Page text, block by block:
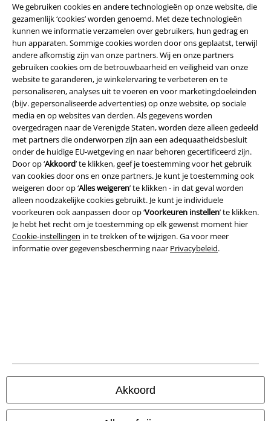
We gebruiken cookies en andere technologieën op onze website, die
gezamenlijk ‘cookies’ worden genoemd. Met deze technologieën
kunnen we informatie verzamelen over gebruikers, hun gedrag en
hun apparaten. Sommige cookies worden door ons geplaatst, terwijl
andere afkomstig zijn van onze partners. Wij en onze partners
gebruiken cookies om de betrouwbaarheid en veiligheid van onze
website te garanderen, je winkelervaring te verbeteren en te
personaliseren, analyses uit te voeren en voor marketingdoeleinden
(bijv. gepersonaliseerde advertenties) op onze website, op sociale
media en op websites van derden. Als gegevens worden
overgedragen naar de Verenigde Staten, worden deze alleen gedeeld
met partners die onderworpen zijn aan een adequaatheidsbesluit
onder de huidige EU-wetgeving en naar behoren gecertificeerd zijn.
Door op ‘Akkoord’ te klikken, geef je toestemming voor het gebruik
van cookies door ons en onze partners. Je kunt je toestemming ook
weigeren door op ‘Alles weigeren’ te klikken - in dat geval worden
alleen noodzakelijke cookies gebruikt. Je kunt je individuele
voorkeuren ook aanpassen door op ‘Voorkeuren instellen’ te klikken.
Je hebt het recht om je toestemming op elk gewenst moment hier
Cookie-instellingen in te trekken of te wijzigen. Ga voor meer
informatie over gegevensbescherming naar Privacybeleid.
Akkoord
Legal
Algemene Voorwaarden
Bedrijfsgegevens
Privacyverklaring
Verklaring van conformiteit
Informatie over toegankelijkheid
Onze online shops